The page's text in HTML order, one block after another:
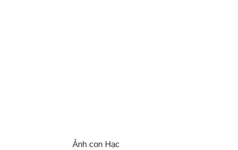
Ảnh con Hạc